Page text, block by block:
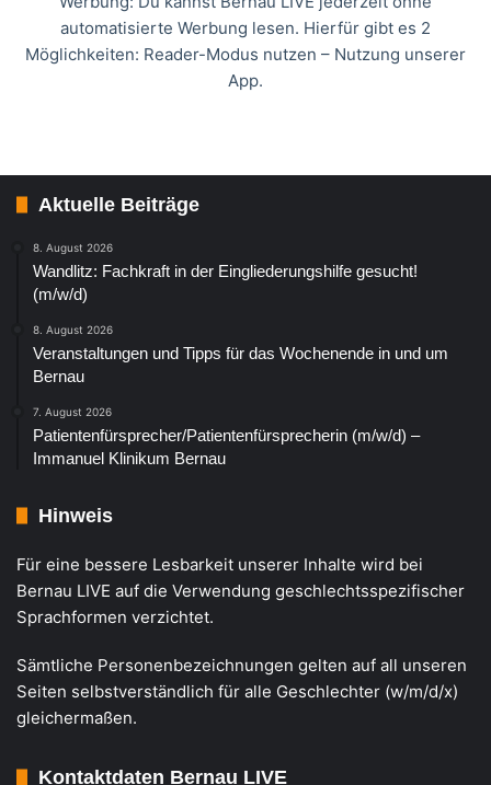
automatisierte Werbung lesen. Hierfür gibt es 2
Möglichkeiten: Reader-Modus nutzen – Nutzung unserer
App.
Aktuelle Beiträge
8. August 2026
Wandlitz: Fachkraft in der Eingliederungshilfe gesucht!
(m/w/d)
8. August 2026
Veranstaltungen und Tipps für das Wochenende in und um
Bernau
7. August 2026
Patientenfürsprecher/Patientenfürsprecherin (m/w/d) –
Immanuel Klinikum Bernau
Hinweis
Für eine bessere Lesbarkeit unserer Inhalte wird bei
Bernau LIVE auf die Verwendung geschlechtsspezifischer
Sprachformen verzichtet.
Sämtliche Personenbezeichnungen gelten auf all unseren
Seiten selbstverständlich für alle Geschlechter (w/m/d/x)
gleichermaßen.
Kontaktdaten Bernau LIVE